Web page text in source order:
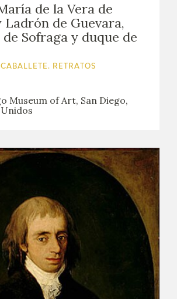
de la Vera de
Ladrón de Guevara,
Sofraga y duque de
RETRATOS
Museum of Art, San Diego,